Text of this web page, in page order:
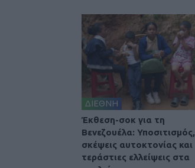
ΔΙΕΘΝΗ
Έκθεση-σοκ για τη
Βενεζουέλα: Υποσιτισμός,
σκέψεις αυτοκτονίας και
τεράστιες ελλείψεις στα